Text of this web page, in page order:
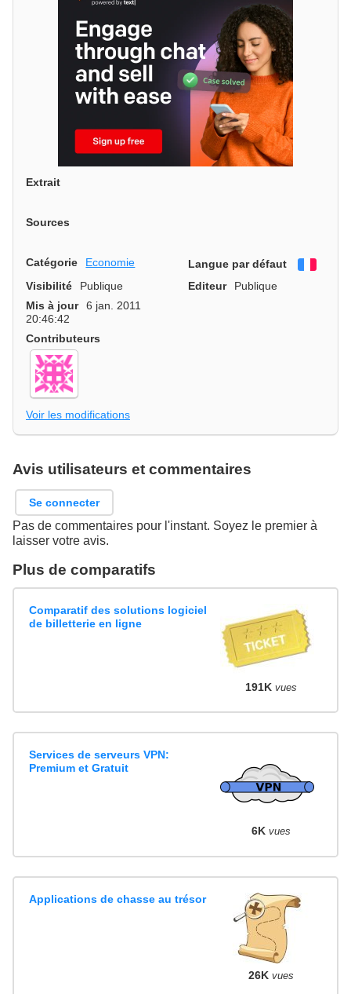
Extrait
Sources
Catégorie Economie Langue par défaut
Visibilité
Publique Editeur
Publique
Mis à jour
6 jan. 2011
20:46:42
Contributeurs
Voir les modifications
Avis utilisateurs et commentaires
Se connecter
Pas de commentaires pour l'instant. Soyez le premier à
laisser votre avis.
Plus de comparatifs
Comparatif des solutions logiciel
de billetterie en ligne
191K vues
Services de serveurs VPN:
Premium et Gratuit
6K vues
Applications de chasse au trésor
26K vues